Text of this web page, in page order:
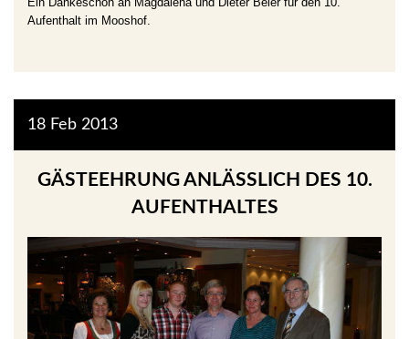
Aufenthalt im Mooshof.
2013
18 Feb
GÄSTEEHRUNG ANLÄSSLICH DES 10. A
UFENTHALTES